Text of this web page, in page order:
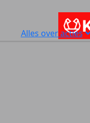
Alles over acties